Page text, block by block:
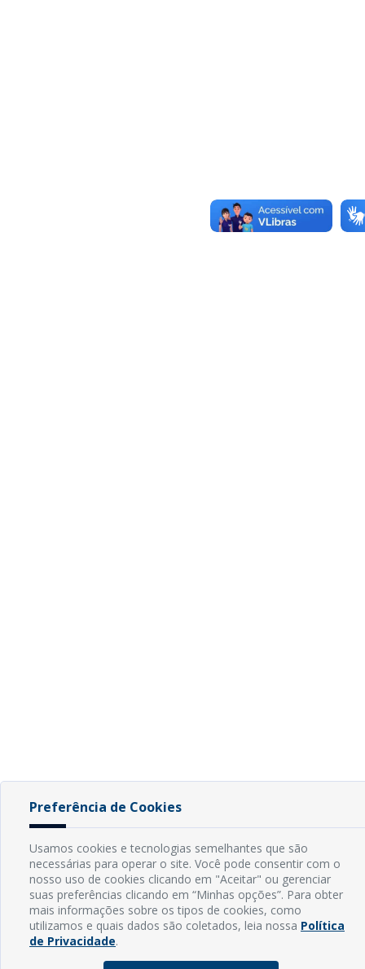
Preferência de Cookies
Usamos cookies e tecnologias semelhantes que são
necessárias para operar o site. Você pode consentir com o
nosso uso de cookies clicando em "Aceitar" ou gerenciar
suas preferências clicando em “Minhas opções”. Para obter
mais informações sobre os tipos de cookies, como
utilizamos e quais dados são coletados, leia nossa Política
de Privacidade.